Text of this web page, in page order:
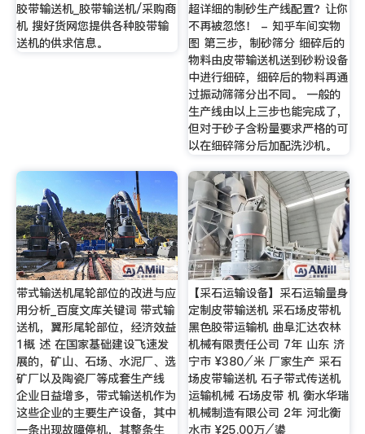
胶带输送机_胶带输送机/采购商
机 搜好货网您提供各种胶带输
送机的供求信息。
超详细的制砂生产线配置？让你
不再被忽悠！ - 知乎车间实物
图 第三步，制砂筛分 细碎后的
物料由皮带输送机送到砂粉设备
中进行细碎，细碎后的物料再通
过振动筛筛分出不同。 一般的
生产线由以上三步也能完成了，
但对于砂子含粉量要求严格的可
以在细碎筛分后加配洗沙机。
带式输送机尾轮部位的改进与应
用分析_百度文库关键词 带式输
送机，翼形尾轮部位，经济效益
1概 述 在国家基础建设飞速发
展的，矿山、石场、水泥厂、选
矿厂以及陶瓷厂等成套生产线
企业日益增多，带式输送机作为
这些企业的主要生产设备，其中
一条出现故障停机，其整条生
【采石运输设备】采石运输量身
定制皮带输送机 采石场皮带机
黑色胶带运输机 曲阜汇达农林
机械有限责任公司 7年 山东 济
宁市 ¥380⁄米 厂家生产 采石
场皮带输送机 石子带式传送机
运输机械 石场皮带 机 衡水华瑞
机械制造有限公司 2年 河北衡
水市 ¥25.00万⁄鍙